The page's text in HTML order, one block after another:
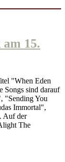
15.
"When Eden
Songs sind darauf
"Sending You
Immortal",
Auf der
The